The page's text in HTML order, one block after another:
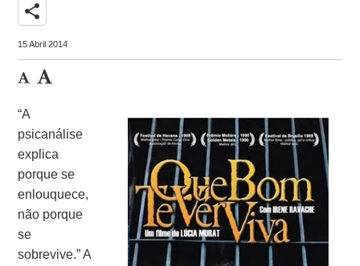
share
15 Abril 2014
“A
psicanálise
explica
porque se
enlouquece,
não porque
se
sobrevive.” A